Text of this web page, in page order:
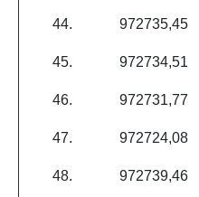
44. 972735,45
45. 972734,51
46. 972731,77
47. 972724,08
48. 972739,46